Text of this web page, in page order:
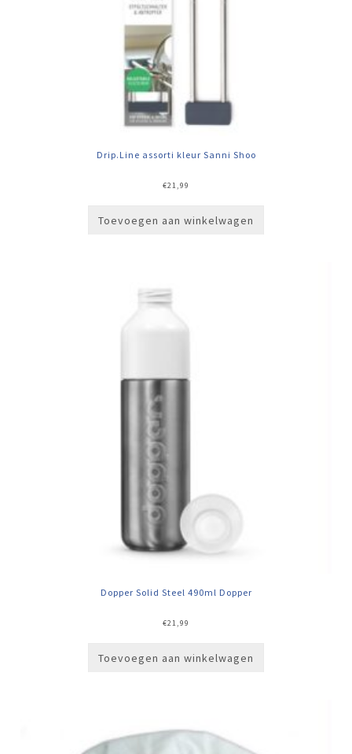
Drip.Line assorti kleur Sanni Shoo
€21,99
Toevoegen aan winkelwagen
Dopper Solid Steel 490ml Dopper
€21,99
Toevoegen aan winkelwagen